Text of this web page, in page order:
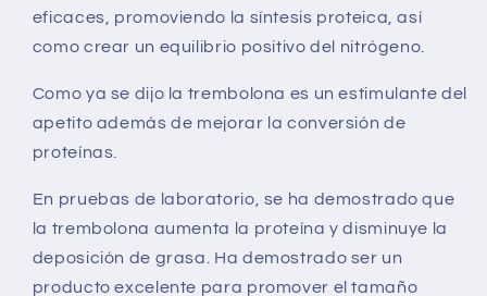
eficaces, promoviendo la síntesis proteica, así
como crear un equilibrio positivo del nitrógeno.
Como ya se dijo la trembolona es un estimulante del
apetito además de mejorar la conversión de
proteínas.
En pruebas de laboratorio, se ha demostrado que
la trembolona aumenta la proteína y disminuye la
deposición de grasa. Ha demostrado ser un
producto excelente para promover el tamaño